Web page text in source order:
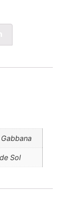
Sol